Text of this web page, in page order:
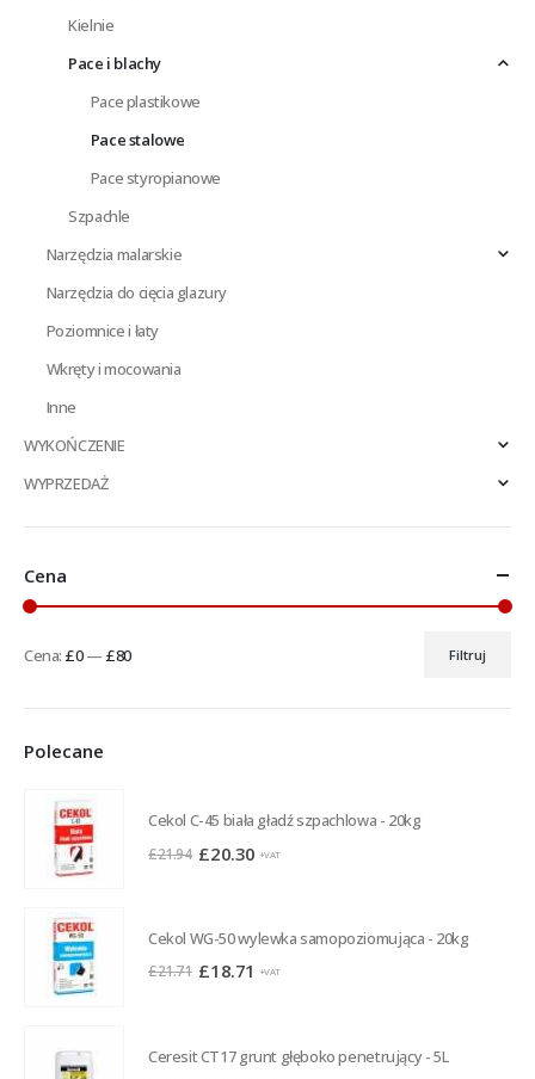
Kielnie
Pace i blachy
Pace plastikowe
Pace stalowe
Pace styropianowe
Szpachle
Narzędzia malarskie
Narzędzia do cięcia glazury
Poziomnice i łaty
Wkręty i mocowania
Inne
WYKOŃCZENIE
WYPRZEDAŻ
Cena
Cena
Cena
Filtruj
Cena: £0— £80
Polecane
Cekol C-45 biała gładź szpachlowa - 20kg
£21.94 Pierwotna
£21.94.
£20.30 Aktualna
£20.30.
+VAT
Cekol WG-50 wylewka samopoziomująca - 20kg
£21.71 Pierwotna
£21.71.
£18.71 Aktualna
£18.71.
+VAT
Ceresit CT17 grunt głęboko penetrujący - 5L